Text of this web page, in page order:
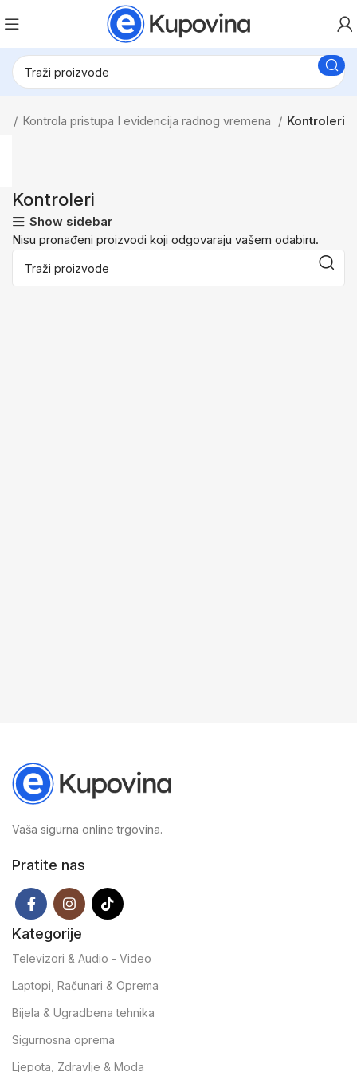
Kontrola pristupa I evidencija radnog vremena Kontroleri
Kontroleri
Show sidebar
Nisu pronađeni proizvodi koji odgovaraju vašem odabiru.
Vaša sigurna online trgovina.
Pratite nas
Kategorije
Televizori & Audio - Video
Laptopi, Računari & Oprema
Bijela & Ugradbena tehnika
Sigurnosna oprema
Ljepota, Zdravlje & Moda